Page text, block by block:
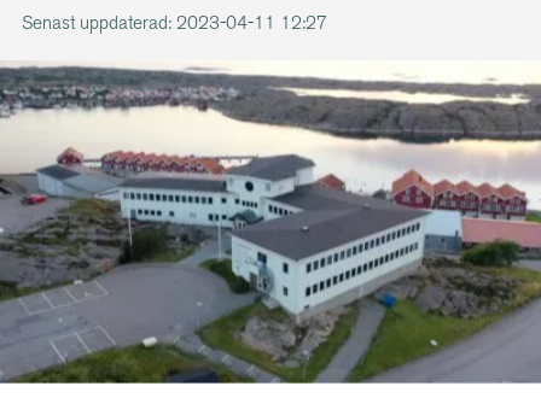
Senast uppdaterad: 2023-04-11 12:27